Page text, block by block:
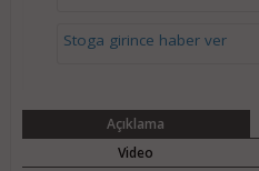
Stoga girince haber ver
Açıklama
Video